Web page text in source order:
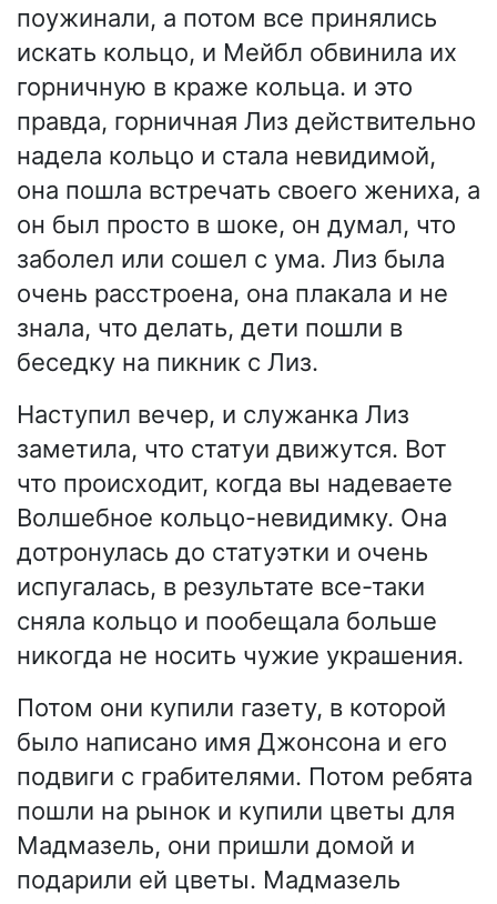
поужинали, а потом все принялись
искать кольцо, и Мейбл обвинила их
горничную в краже кольца. и это
правда, горничная Лиз действительно
надела кольцо и стала невидимой,
она пошла встречать своего жениха, а
он был просто в шоке, он думал, что
заболел или сошел с ума. Лиз была
очень расстроена, она плакала и не
знала, что делать, дети пошли в
беседку на пикник с Лиз.
Наступил вечер, и служанка Лиз
заметила, что статуи движутся. Вот
что происходит, когда вы надеваете
Волшебное кольцо-невидимку. Она
дотронулась до статуэтки и очень
испугалась, в результате все-таки
сняла кольцо и пообещала больше
никогда не носить чужие украшения.
Потом они купили газету, в которой
было написано имя Джонсона и его
подвиги с грабителями. Потом ребята
пошли на рынок и купили цветы для
Мадмазель, они пришли домой и
подарили ей цветы. Мадмазель